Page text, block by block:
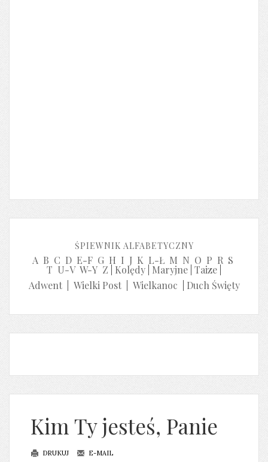
ŚPIEWNIK ALFABETYCZNY
A B C D E-F G H I J K L-Ł M N O P R S
T U-V W-Y Z Kolędy Maryjne Taize
Adwent| Wielki Post| Wielkanoc Duch Święty
Kim Ty jesteś, Panie
DRUKUJ E-MAIL